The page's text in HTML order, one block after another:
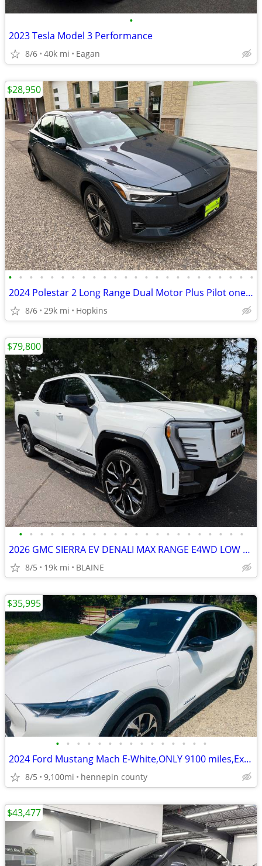
•
2023 Tesla Model 3 Performance
8/6 40k mi Eagan
• • • • • • • • • • • • • • • • • • • • • • • •
2024 Polestar 2 Long Range Dual Motor Plus Pilot one owner
8/6 29k mi Hopkins
$28,950
• • • • • • • • • • • • • • • • • • • • • •
2026 GMC SIERRA EV DENALI MAX RANGE E4WD LOW MILES SUPER CLEAN!
8/5 19k mi BLAINE
$79,800
• • • • • • • • • • • • • • •
2024 Ford Mustang Mach E-White,ONLY 9100 miles,Extended battery
8/5 9,100mi hennepin county
$35,995
$43,477